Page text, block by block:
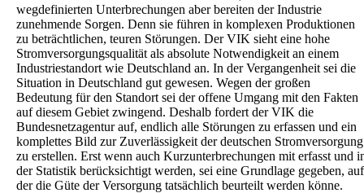
wegdefinierten Unterbrechungen aber bereiten der Industrie
zunehmende Sorgen. Denn sie führen in komplexen Produktionen
zu beträchtlichen, teuren Störungen. Der VIK sieht eine hohe
Stromversorgungsqualität als absolute Notwendigkeit an einem
Industriestandort wie Deutschland an. In der Vergangenheit sei die
Situation in Deutschland gut gewesen. Wegen der großen
Bedeutung für den Standort sei der offene Umgang mit den Fakten
auf diesem Gebiet zwingend. Deshalb fordert der VIK die
Bundesnetzagentur auf, endlich alle Störungen zu erfassen und ein
komplettes Bild zur Zuverlässigkeit der deutschen Stromversorgung
zu erstellen. Erst wenn auch Kurzunterbrechungen mit erfasst und
der Statistik berücksichtigt werden, sei eine Grundlage gegeben, auf
der die Güte der Versorgung tatsächlich beurteilt werden könne.